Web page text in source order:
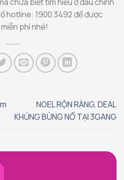
hotline: 1900 3492 để được
phí nhé!
NOEL RỘN RÀNG, DEAL
KHỦNG BÙNG NỔ TẠI 3GANG